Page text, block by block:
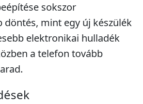
sokszor
mint egy új készülék
elektronikai hulladék
a telefon tovább